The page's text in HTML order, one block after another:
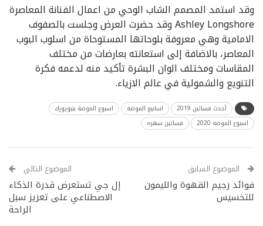
وقد استمد المصمم الشاب الوحي من اعمال الفنانة المعاصرة
Ashley Longshore وقد حضرت العرض وجلست بالصفوف
الامامية وهي معروفة بلوحاتها المستوحاة من اسلوب البوب
المعاصر، بالاضافة إلى استعانته بعارضات من مختلف
المقاسات ومختلف الوان البشرة تأكيد منه لدعمه فكرة
التنويع والشمولية في عالم الازياء.
أحدث فساتين 2019 اسابيع الموضه
اسبوع الموضة بنيويورك
اسبوع الموضه 2020
فساتين سهره
الموضوع السابق
فوائد رجيم القهوة والليمون
للتخسيس
الموضوع التالي
إل جي تستعرض قدرة الذكاء
الاصطناعي على تعزيز سبل
الراحة